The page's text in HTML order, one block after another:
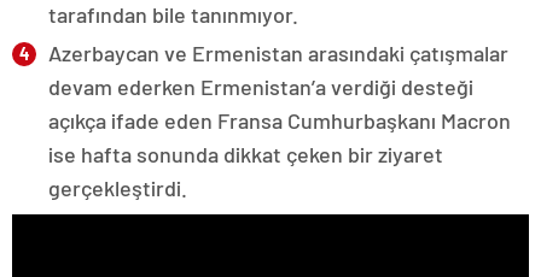
tarafından bile tanınmıyor.
Azerbaycan ve Ermenistan arasındaki çatışmalar
devam ederken Ermenistan’a verdiği desteği
açıkça ifade eden Fransa Cumhurbaşkanı Macron
ise hafta sonunda dikkat çeken bir ziyaret
gerçekleştirdi.